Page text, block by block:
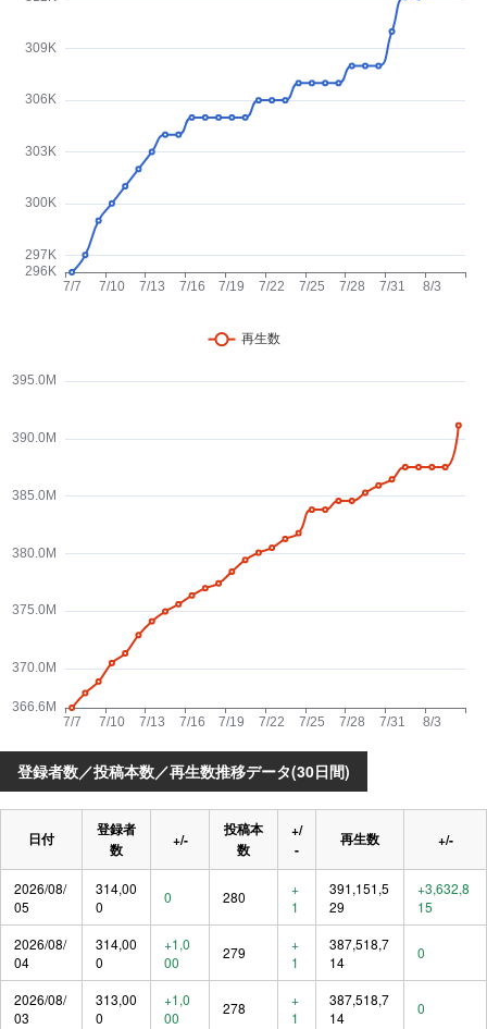
登録者数／投稿本数／再生数推移データ(30日間)
日付
登録者
数
+/-
投稿本
数
+/
-
再生数 +/-
2026/08/
05
314,00
0
0 280
+
1
391,151,5
29
+3,632,8
15
2026/08/
04
314,00
0
+1,0
00
279
+
1
387,518,7
14
0
2026/08/
03
313,00
0
+1,0
00
278
+
1
387,518,7
14
0